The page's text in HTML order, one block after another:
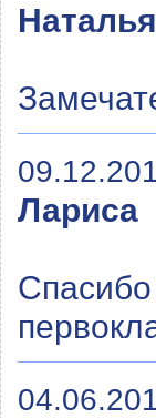
Наталья
Лариса